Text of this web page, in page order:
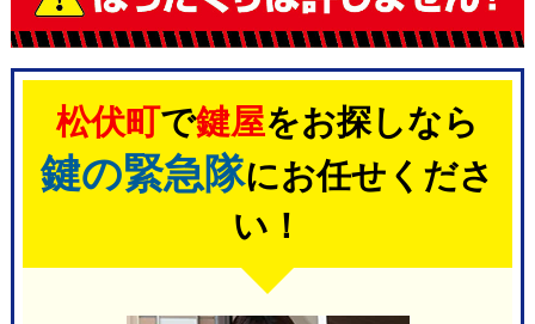
松伏町で鍵屋をお探しなら
鍵の緊急隊にお任せくださ
い！